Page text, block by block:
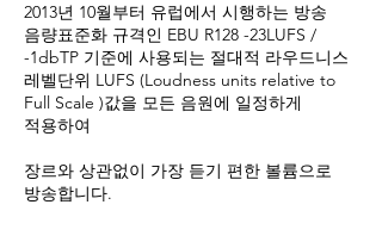
2013년 10월부터 유럽에서 시행하는 방송
음량표준화 규격인 EBU R128 -23LUFS /
-1dbTP 기준에 사용되는 절대적 라우드니스
레벨단위 LUFS (Loudness units relative to
Full Scale )값을 모든 음원에 일정하게
적용하여
장르와 상관없이 가장 듣기 편한 볼륨으로
방송합니다.